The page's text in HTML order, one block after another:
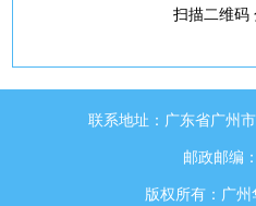
扫描二维码
联系地址：广东省广州
邮政邮编
版权所有：广